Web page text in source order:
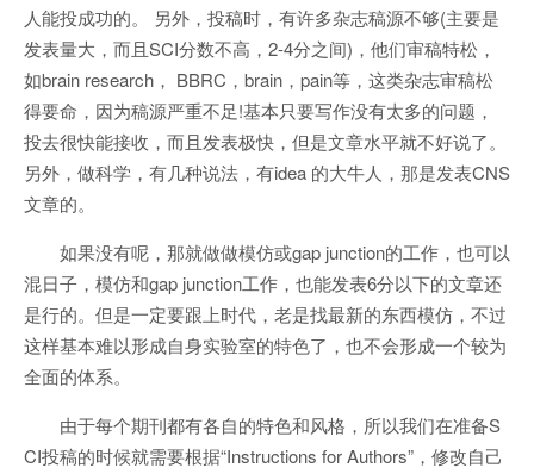
人能投成功的。 另外，投稿时，有许多杂志稿源不够(主要是
发表量大，而且SCI分数不高，2-4分之间)，他们审稿特松，
如brain research， BBRC，brain，pain等，这类杂志审稿松
得要命，因为稿源严重不足!基本只要写作没有太多的问题，
投去很快能接收，而且发表极快，但是文章水平就不好说了。
另外，做科学，有几种说法，有idea 的大牛人，那是发表CNS
文章的。
如果没有呢，那就做做模仿或gap junction的工作，也可以
混日子，模仿和gap junction工作，也能发表6分以下的文章还
是行的。但是一定要跟上时代，老是找最新的东西模仿，不过
这样基本难以形成自身实验室的特色了，也不会形成一个较为
全面的体系。
由于每个期刊都有各自的特色和风格，所以我们在准备S
CI投稿的时候就需要根据“Instructions for Authors”，修改自己